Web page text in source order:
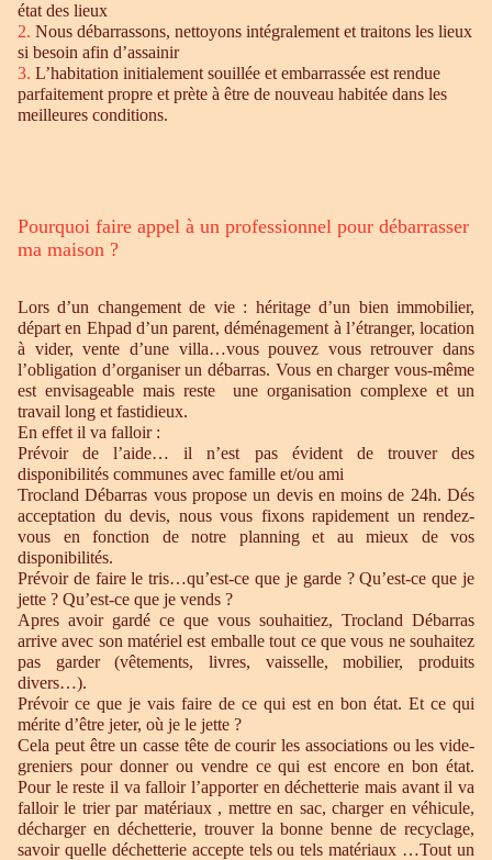
état des lieux
2. Nous débarrassons, nettoyons intégralement et traitons les lieux
si besoin afin d’assainir
3. L’habitation initialement souillée et embarrassée est rendue
parfaitement propre et prète à être de nouveau habitée dans les
meilleures conditions.
Pourquoi faire appel à un professionnel pour débarrasser
ma maison ?
Lors d’un changement de vie : héritage d’un bien immobilier,
départ en Ehpad d’un parent, déménagement à l’étranger, location
à vider, vente d’une villa…vous pouvez vous retrouver dans
l’obligation d’organiser un débarras. Vous en charger vous-même
est envisageable mais reste une organisation complexe et un
travail long et fastidieux.
En effet il va falloir :
Prévoir de l’aide… il n’est pas évident de trouver des
disponibilités communes avec famille et/ou ami
Trocland Débarras vous propose un devis en moins de 24h. Dés
acceptation du devis, nous vous fixons rapidement un rendez-
vous en fonction de notre planning et au mieux de vos
disponibilités.
Prévoir de faire le tris…qu’est-ce que je garde ? Qu’est-ce que je
jette ? Qu’est-ce que je vends ?
Apres avoir gardé ce que vous souhaitiez, Trocland Débarras
arrive avec son matériel est emballe tout ce que vous ne souhaitez
pas garder (vêtements, livres, vaisselle, mobilier, produits
divers…).
Prévoir ce que je vais faire de ce qui est en bon état. Et ce qui
mérite d’être jeter, où je le jette ?
Cela peut être un casse tête de courir les associations ou les vide-
greniers pour donner ou vendre ce qui est encore en bon état.
Pour le reste il va falloir l’apporter en déchetterie mais avant il va
falloir le trier par matériaux , mettre en sac, charger en véhicule,
décharger en déchetterie, trouver la bonne benne de recyclage,
savoir quelle déchetterie accepte tels ou tels matériaux …Tout un